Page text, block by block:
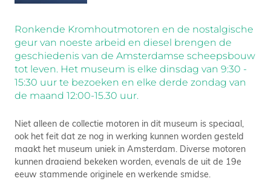
Ronkende Kromhoutmotoren en de nostalgische
geur van noeste arbeid en diesel brengen de
geschiedenis van de Amsterdamse scheepsbouw
tot leven. Het museum is elke dinsdag van 9:30 -
15:30 uur te bezoeken en elke derde zondag van
de maand 12:00-15.30 uur.
Niet alleen de collectie motoren in dit museum is speciaal,
ook het feit dat ze nog in werking kunnen worden gesteld
maakt het museum uniek in Amsterdam. Diverse motoren
kunnen draaiend bekeken worden, evenals de uit de 19e
eeuw stammende originele en werkende smidse.